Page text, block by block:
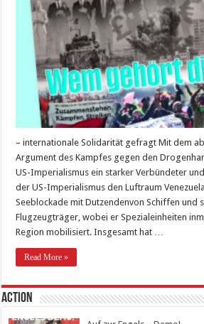
– internationale Solidarität gefragt Mit dem
Argument des Kampfes gegen den
US-Imperialismus ein starker Verbündeter
der US-Imperialismus den Luftraum
Seeblockade mit Dutzendenvon Schiffen und
Flugzeugträger, wobei er Spezialeinheiten
Region mobilisiert. Insgesamt hat …
Read More »
Action